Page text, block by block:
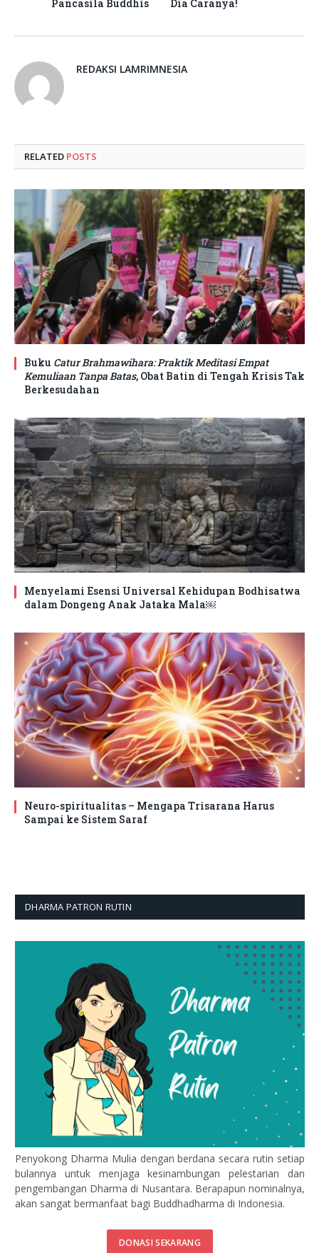
Pancasila Buddhis
Dia Caranya!
REDAKSI LAMRIMNESIA
RELATED POSTS
Buku Catur Brahmawihara: Praktik Meditasi Empat
Kemuliaan Tanpa Batas, Obat Batin di Tengah Krisis Tak
Berkesudahan
Menyelami Esensi Universal Kehidupan Bodhisatwa
dalam Dongeng Anak Jataka Mala￼
Neuro-spiritualitas – Mengapa Trisarana Harus
Sampai ke Sistem Saraf
DHARMA PATRON RUTIN
Penyokong Dharma Mulia dengan berdana secara rutin setiap
bulannya untuk menjaga kesinambungan pelestarian dan
pengembangan Dharma di Nusantara. Berapapun nominalnya,
akan sangat bermanfaat bagi Buddhadharma di Indonesia.
DONASI SEKARANG